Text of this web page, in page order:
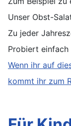
Unser Obst-
Zu jeder
Probiert einfach
Wenn ihr auf
kommt ihr zum